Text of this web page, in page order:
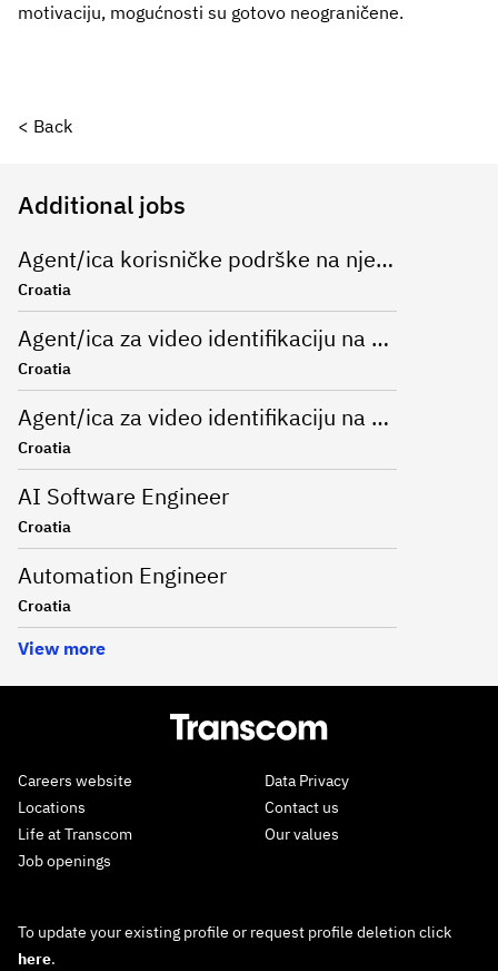
motivaciju, mogućnosti su gotovo neograničene.
< Back
Additional jobs
Agent/ica korisničke podrške na njemačkom jeziku u bankarskom sektoru
Croatia
Agent/ica za video identifikaciju na njemačkom jeziku
Croatia
Agent/ica za video identifikaciju na njemačkom jeziku
Croatia
AI Software Engineer
Croatia
Automation Engineer
Croatia
View more
Careers website
Locations
Life at Transcom
Job openings
Data Privacy
Contact us
Our values
To update your existing profile or request profile deletion click
here.